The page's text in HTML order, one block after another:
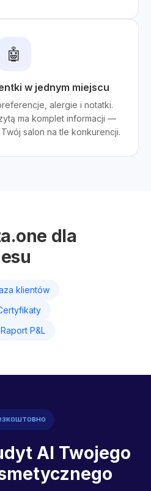
🤖
w jednym miejscu
alergie i notatki.
ma komplet informacji —
salon na tle konkurencji.
dla
klientów
Raport P&L
AI Twojego